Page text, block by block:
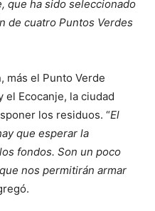
que ha sido seleccionado
de cuatro Puntos Verdes
más el Punto Verde
el Ecocanje, la ciudad
los residuos. “El
que esperar la
fondos. Son un poco
nos permitirán armar